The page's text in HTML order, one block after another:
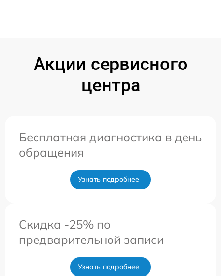
Акции сервисного
центра
Бесплатная диагностика в день
обращения
Узнать подробнее
Скидка -25% по
предварительной записи
Узнать подробнее